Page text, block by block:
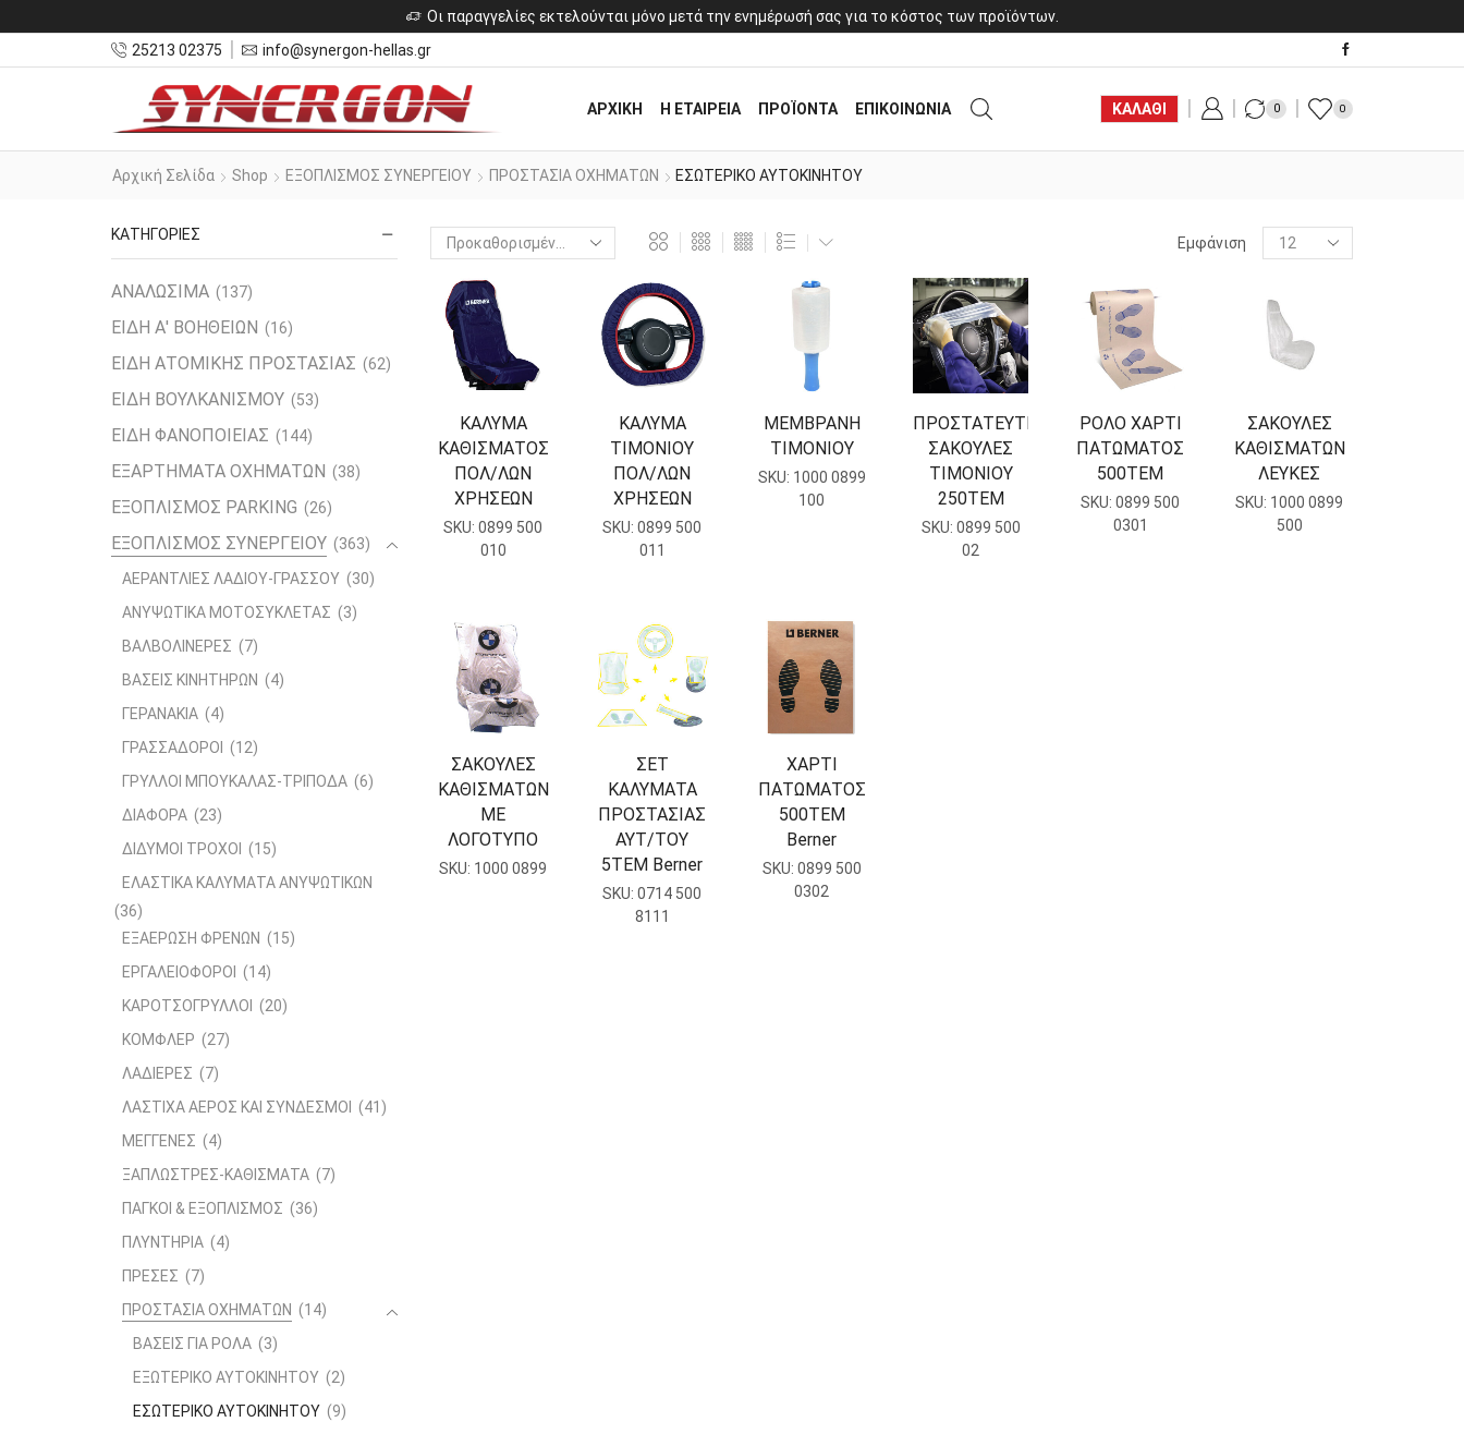
Οι παραγγελίες εκτελούνται μόνο μετά την ενημέρωσή σας για το κόστος των προϊόντων.
25213 02375
info@synergon-hellas.gr
ΑΡΧΙΚΗ Η ΕΤΑΙΡΕΙΑ ΠΡΟΪΟΝΤΑ ΕΠΙΚΟΙΝΩΝΙΑ ΚΑΛΑΘΙ 0 0
Αρχική Σελίδα Shop ΕΞΟΠΛΙΣΜΟΣ ΣΥΝΕΡΓΕΙΟΥ ΠΡΟΣΤΑΣΙΑ ΟΧΗΜΑΤΩΝ ΕΣΩΤΕΡΙΚΟ ΑΥΤΟΚΙΝΗΤΟΥ
Εμφάνιση
Products
per
ΚΑΛΥΜΑ
ΚΑΘΙΣΜΑΤΟΣ
ΠΟΛ/ΛΩΝ
ΧΡΗΣΕΩΝ
SKU:0899 500
010
ΚΑΛΥΜΑ
ΤΙΜΟΝΙΟΥ
ΠΟΛ/ΛΩΝ
ΧΡΗΣΕΩΝ
SKU:0899 500
011
ΜΕΜΒΡΑΝΗ
ΤΙΜΟΝΙΟΥ
SKU: 1000 0899
100
ΠΡΟΣΤΑΤΕΥΤΙΚΕΣ
ΣΑΚΟΥΛΕΣ
ΤΙΜΟΝΙΟΥ
250ΤΕΜ
SKU: 0899 500
02
ΡΟΛΟ ΧΑΡΤΙ
ΠΑΤΩΜΑΤΟΣ
500ΤΕΜ
SKU:0899 500
0301
ΣΑΚΟΥΛΕΣ
ΚΑΘΙΣΜΑΤΩΝ
ΛΕΥΚΕΣ
SKU: 1000 0899
500
ΣΑΚΟΥΛΕΣ
ΚΑΘΙΣΜΑΤΩΝ
ΜΕ
ΛΟΓΟΤΥΠΟ
SKU: 1000 0899
ΣΕΤ
ΚΑΛΥΜΑΤΑ
ΠΡΟΣΤΑΣΙΑΣ
ΑΥΤ/ΤΟΥ
5ΤΕΜ Berner
SKU:0714 500
8111
ΧΑΡΤΙ
ΠΑΤΩΜΑΤΟΣ
500ΤΕΜ
Berner
SKU: 0899 500
0302
ΚΑΤΗΓΟΡΙΕΣ
ΑΝΑΛΩΣΙΜΑ (137)
ΕΙΔΗ Α' ΒΟΗΘΕΙΩΝ (16)
ΕΙΔΗ ΑΤΟΜΙΚΗΣ ΠΡΟΣΤΑΣΙΑΣ (62)
ΕΙΔΗ ΒΟΥΛΚΑΝΙΣΜΟΥ (53)
ΕΙΔΗ ΦΑΝΟΠΟΙΕΙΑΣ (144)
ΕΞΑΡΤΗΜΑΤΑ ΟΧΗΜΑΤΩΝ (38)
ΕΞΟΠΛΙΣΜΟΣ PARKING (26)
ΕΞΟΠΛΙΣΜΟΣ ΣΥΝΕΡΓΕΙΟΥ (363)
ΑΕΡΑΝΤΛΙΕΣ ΛΑΔΙΟΥ-ΓΡΑΣΣΟΥ (30)
ΑΝΥΨΩΤΙΚΑ ΜΟΤΟΣΥΚΛΕΤΑΣ (3)
ΒΑΛΒΟΛΙΝΕΡΕΣ (7)
ΒΑΣΕΙΣ ΚΙΝΗΤΗΡΩΝ (4)
ΓΕΡΑΝΑΚΙΑ (4)
ΓΡΑΣΣΑΔΟΡΟΙ
(12)
ΓΡΥΛΛΟΙ ΜΠΟΥΚΑΛΑΣ-ΤΡΙΠΟΔΑ (6)
ΔΙΑΦΟΡΑ (23)
ΔΙΔΥΜΟΙ ΤΡΟΧΟΙ
(15)
ΕΛΑΣΤΙΚΑ ΚΑΛΥΜΑΤΑ ΑΝΥΨΩΤΙΚΩΝ
(36)
ΕΞΑΕΡΩΣΗ ΦΡΕΝΩΝ (15)
ΕΡΓΑΛΕΙΟΦΟΡΟΙ
(14)
ΚΑΡΟΤΣΟΓΡΥΛΛΟΙ
(20)
ΚΟΜΦΛΕΡ (27)
ΛΑΔΙΕΡΕΣ (7)
ΛΑΣΤΙΧΑ ΑΕΡΟΣ ΚΑΙ ΣΥΝΔΕΣΜΟΙ
(41)
ΜΕΓΓΕΝΕΣ (4)
ΞΑΠΛΩΣΤΡΕΣ-ΚΑΘΙΣΜΑΤΑ (7)
ΠΑΓΚΟΙ & ΕΞΟΠΛΙΣΜΟΣ (36)
ΠΛΥΝΤΗΡΙΑ (4)
ΠΡΕΣΕΣ (7)
ΠΡΟΣΤΑΣΙΑ ΟΧΗΜΑΤΩΝ (14)
ΒΑΣΕΙΣ ΓΙΑ ΡΟΛΑ (3)
ΕΞΩΤΕΡΙΚΟ ΑΥΤΟΚΙΝΗΤΟΥ (2)
ΕΣΩΤΕΡΙΚΟ ΑΥΤΟΚΙΝΗΤΟΥ (9)